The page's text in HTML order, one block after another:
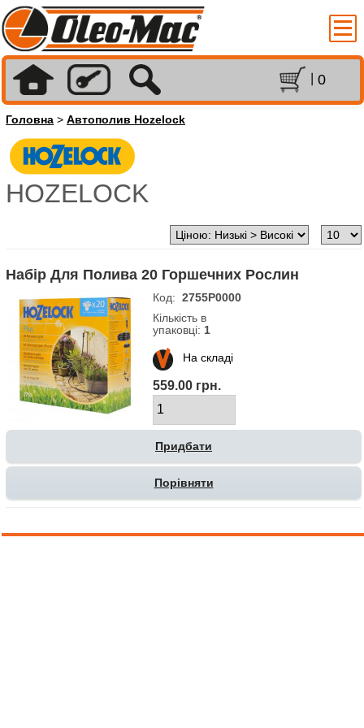
0
Головна > Автополив Hozelock
HOZELOCK
Набір Для Полива 20 Горшечних Рослин
Код: 2755P0000
Кількість в
упаковці: 1
На складі
559.00 грн.
Порівняти